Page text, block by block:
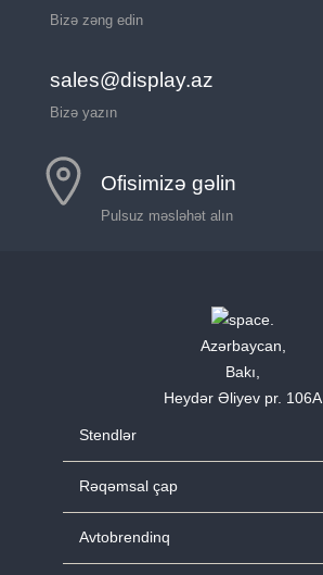
Bizə zəng edin
sales@display.az
Bizə yazın
Ofisimizə gəlin
Pulsuz məsləhət alın
Azərbaycan,
Bakı,
Heydər Əliyev pr. 106A
Stendlər
Rəqəmsal çap
Avtobrendinq